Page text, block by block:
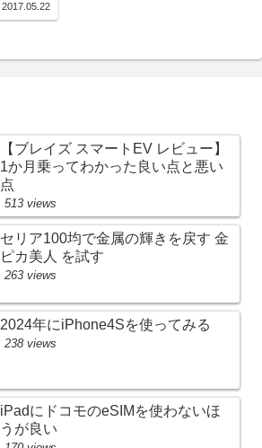
2017.05.22
【ブレイズ スマートEV レビュー】
1か月乗ってわかった良い点と悪い
点
513 views
セリア100均で金属の輝きを戻す 金
ピカ美人 を試す
263 views
2024年にiPhone4Sを使ってみる
238 views
iPadにドコモのeSIMを使わないほ
うが良い